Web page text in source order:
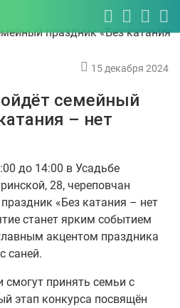
15 декабря 2024
семейный
– нет
до 14:00 в Усадьбе
28, череповчан
«Без катания – нет
станет ярким событием
акцентом праздника
саней.
смогут принять семьи с
этап конкурса посвящён